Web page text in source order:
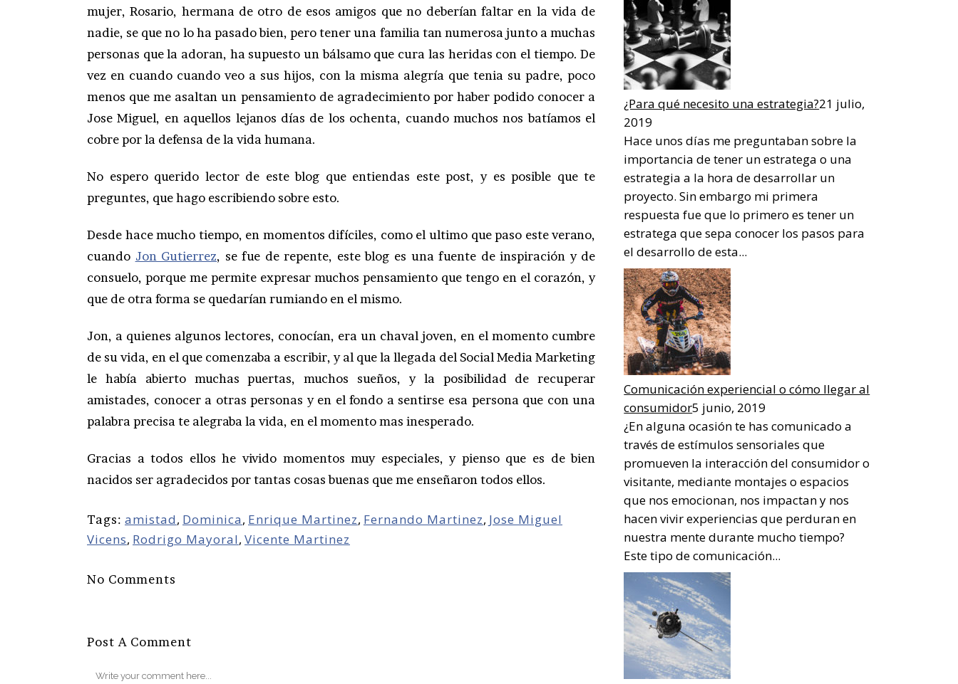
mujer, Rosario, hermana de otro de esos amigos que no deberían faltar en la vida de
nadie, se que no lo ha pasado bien, pero tener una familia tan numerosa junto a muchas
personas que la adoran, ha supuesto un bálsamo que cura las heridas con el tiempo. De
vez en cuando cuando veo a sus hijos, con la misma alegría que tenia su padre, poco
menos que me asaltan un pensamiento de agradecimiento por haber podido conocer a
Jose Miguel, en aquellos lejanos días de los ochenta, cuando muchos nos batíamos el
cobre por la defensa de la vida humana.
No espero querido lector de este blog que entiendas este post, y es posible que te
preguntes, que hago escribiendo sobre esto.
Desde hace mucho tiempo, en momentos difíciles, como el ultimo que paso este verano,
cuando Jon Gutierrez, se fue de repente, este blog es una fuente de inspiración y de
consuelo, porque me permite expresar muchos pensamiento que tengo en el corazón, y
que de otra forma se quedarían rumiando en el mismo.
Jon, a quienes algunos lectores, conocían, era un chaval joven, en el momento cumbre
de su vida, en el que comenzaba a escribir, y al que la llegada del Social Media Marketing
le había abierto muchas puertas, muchos sueños, y la posibilidad de recuperar
amistades, conocer a otras personas y en el fondo a sentirse esa persona que con una
palabra precisa te alegraba la vida, en el momento mas inesperado.
Gracias a todos ellos he vivido momentos muy especiales, y pienso que es de bien
nacidos ser agradecidos por tantas cosas buenas que me enseñaron todos ellos.
Tags: amistad, Dominica, Enrique Martinez, Fernando Martinez, Jose Miguel
Vicens, Rodrigo Mayoral, Vicente Martinez
No Comments
Post A Comment
¿Para qué necesito una estrategia?21 julio,
2019
Hace unos días me preguntaban sobre la
importancia de tener un estratega o una
estrategia a la hora de desarrollar un
proyecto. Sin embargo mi primera
respuesta fue que lo primero es tener un
estratega que sepa conocer los pasos para
el desarrollo de esta...
Comunicación experiencial o cómo llegar al
consumidor5 junio, 2019
¿En alguna ocasión te has comunicado a
través de estímulos sensoriales que
promueven la interacción del consumidor o
visitante, mediante montajes o espacios
que nos emocionan, nos impactan y nos
hacen vivir experiencias que perduran en
nuestra mente durante mucho tiempo?
Este tipo de comunicación...